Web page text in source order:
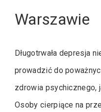
Warszawie
Długotrwała depresja
prowadzić do
zdrowia psychicznego,
Osoby cierpiące na